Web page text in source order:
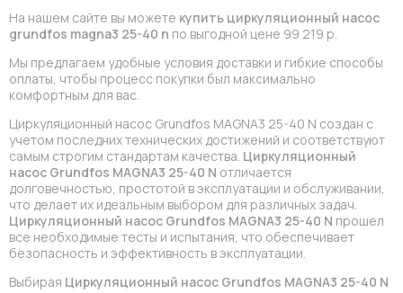
На нашем сайте вы можете купить циркуляционный насос
grundfos magna3 25-40 n по выгодной цене 99 219 р.
Мы предлагаем удобные условия доставки и гибкие способы
оплаты, чтобы процесс покупки был максимально
комфортным для вас.
Циркуляционный насос Grundfos MAGNA3 25-40 N создан с
учетом последних технических достижений и соответствуют
самым строгим стандартам качества. Циркуляционный
насос Grundfos MAGNA3 25-40 N отличается
долговечностью, простотой в эксплуатации и обслуживании,
что делает их идеальным выбором для различных задач.
Циркуляционный насос Grundfos MAGNA3 25-40 N прошел
все необходимые тесты и испытания, что обеспечивает
безопасность и эффективность в эксплуатации.
Выбирая Циркуляционный насос Grundfos MAGNA3 25-40 N